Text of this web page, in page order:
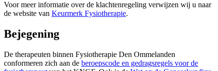
Voor meer informatie over de klachtenregeling verwijzen wij u naar
de website van Keurmerk Fysiotherapie.
Bejegening
De therapeuten binnen Fysiotherapie Den Ommelanden
conformeren zich aan de beroepscode en gedragsregels voor de